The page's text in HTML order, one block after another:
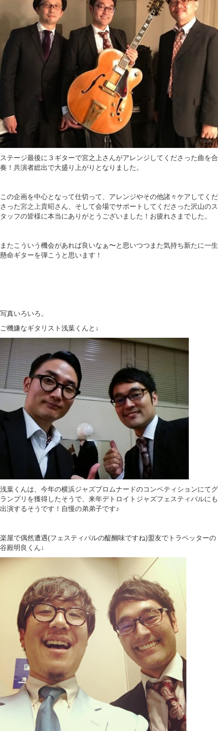
ステージ最後に３ギターで宮之上さんがアレンジしてくださった曲を合
奏！共演者総出で大盛り上がりとなりました。
この企画を中心となって仕切って、アレンジやその他諸々ケアしてくだ
さった宮之上貴昭さん、そして会場でサポートしてくださった沢山のス
タッフの皆様に本当にありがとうございました！お疲れさまでした。
またこういう機会があれば良いなぁ〜と思いつつまた気持ち新たに一生
懸命ギターを弾こうと思います！
写真いろいろ。
ご機嫌なギタリスト浅葉くんと↓
浅葉くんは、今年の横浜ジャズプロムナードのコンペティションにてグ
ランプリを獲得したそうで、来年デトロイトジャズフェスティバルにも
出演するそうです！自慢の弟弟子です♪
楽屋で偶然遭遇(フェスティバルの醍醐味ですね)盟友でトラペッターの
谷殿明良くん↓